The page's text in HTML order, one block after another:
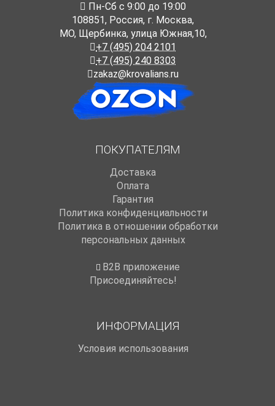
Пн-Cб с 9:00 до 19:00
108851, Россия, г. Москва,
МО, Щербинка, улица Южная,10,
+7 (495) 204 2101
+7 (495) 240 8303
zakaz@krovalians.ru
ПОКУПАТЕЛЯМ
Доставка
Оплата
Гарантия
Политика конфиденциальности
Политика в отношении обработки
персональных данных
B2B приложение
Присоединяйтесь!
ИНФОРМАЦИЯ
Условия использования